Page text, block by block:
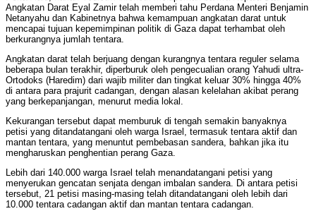
Angkatan Darat Eyal Zamir telah memberi tahu Perdana Menteri Benjamin
Netanyahu dan Kabinetnya bahwa kemampuan angkatan darat untuk
mencapai tujuan kepemimpinan politik di Gaza dapat terhambat oleh
berkurangnya jumlah tentara.
Angkatan darat telah berjuang dengan kurangnya tentara reguler selama
beberapa bulan terakhir, diperburuk oleh pengecualian orang Yahudi ultra-
Ortodoks (Haredim) dari wajib militer dan tingkat keluar 30% hingga 40%
di antara para prajurit cadangan, dengan alasan kelelahan akibat perang
yang berkepanjangan, menurut media lokal.
Kekurangan tersebut dapat memburuk di tengah semakin banyaknya
petisi yang ditandatangani oleh warga Israel, termasuk tentara aktif dan
mantan tentara, yang menuntut pembebasan sandera, bahkan jika itu
mengharuskan penghentian perang Gaza.
Lebih dari 140.000 warga Israel telah menandatangani petisi yang
menyerukan gencatan senjata dengan imbalan sandera. Di antara petisi
tersebut, 21 petisi masing-masing telah ditandatangani oleh lebih dari
10.000 tentara cadangan aktif dan mantan tentara cadangan.